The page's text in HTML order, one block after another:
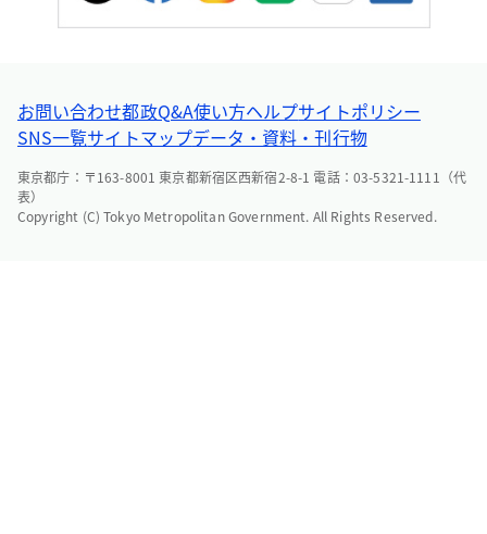
お問い合わせ都政Q&A使い方ヘルプサイトポリシー
SNS一覧サイトマップデータ・資料・刊行物
東京都庁：〒163-8001 東京都新宿区西新宿2-8-1 電話：03-5321-1111（代
表）
Copyright (C) Tokyo Metropolitan Government. All Rights Reserved.